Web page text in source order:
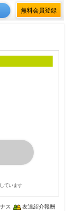
無料会員登録
ています
ス 友達紹介報酬